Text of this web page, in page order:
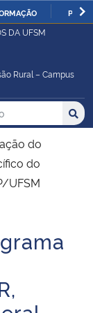
DA UFSM
Rural – Campus
no Sítio
do
do
UFSM